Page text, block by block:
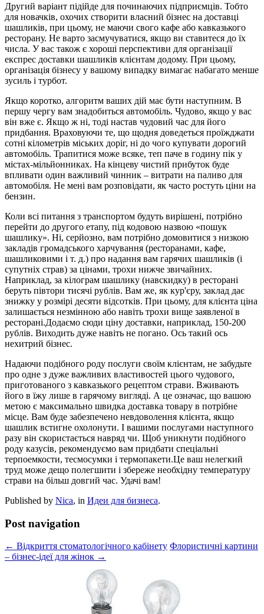
Другий варіант підійде для починаючих підприємців. Тобто
для новачків, охочих створити власний бізнес на доставці
шашликів, при цьому, не маючи свого кафе або кавказького
ресторану. Не варто засмучуватися, якщо ви ставитеся до їх
числа. У вас також є хороші перспективи для організації
експрес доставки шашликів клієнтам додому. При цьому,
організація бізнесу у вашому випадку вимагає набагато менше
зусиль і турбот.
Якщо коротко, алгоритм ваших дій має бути наступним. В
першу чергу вам знадобиться автомобіль. Чудово, якщо у вас
він вже є. Якщо ж ні, тоді настав чудовий час для його
придбання. Враховуючи те, що щодня доведеться проїжджати
сотні кілометрів міських доріг, ні до чого купувати дорогий
автомобіль. Трапитися може всяке, теп паче в годину пік у
містах-мільйонниках. На кінцеву чистий прибуток буде
впливати один важливий чинник – витрати на паливо для
автомобіля. Не мені вам розповідати, як часто ростуть ціни на
бензин.
Коли всі питання з транспортом будуть вирішені, потрібно
перейти до другого етапу, під кодовою назвою «пошук
шашлику». Ні, серйозно, вам потрібно домовитися з низкою
закладів громадського харчування (ресторанами, кафе,
шашликовими і т. д.) про надання вам гарячих шашликів (і
супутніх страв) за цінами, трохи нижче звичайних.
Наприклад, за кілограм шашлику (навскидку) в ресторані
беруть півтори тисячі рублів. Вам же, як кур'єру, заклад дає
знижку у розмірі десяти відсотків. При цьому, для клієнта ціна
залишається незмінною або навіть трохи вище заявленої в
ресторані.Додаємо сюди ціну доставки, наприклад, 150-200
рублів. Виходить дуже навіть не погано. Ось такий ось
нехитрий бізнес.
Надаючи подібного роду послуги своїм клієнтам, не забудьте
про одне з дуже важливих властивостей цього чудового,
приготованого з кавказького рецептом страви. Вживають
його в їжу лише в гарячому вигляді. А це означає, що вашою
метою є максимально швидка доставка товару в потрібне
місце. Вам буде забезпечено невдоволення клієнта, якщо
шашлик встигне охолонути. І вашими послугами наступного
разу він скористається навряд чи. Щоб уникнути подібного
роду казусів, рекомендуємо вам придбати спеціальні
терпоемкости, тесмосумки і термопакети.Це ваш нелегкий
труд може дещо полегшити і збереже необхідну температуру
страви на більш довгий час. Удачі вам!
Published by Nica, in Идеи для бизнеса.
Post navigation
← Відкриття стоматологічного кабінету Флористичні картини
– бізнес-ідеї для жінок →